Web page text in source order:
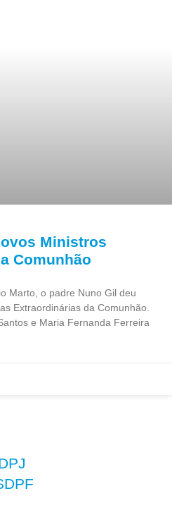
Ministros
Comunhão
Marto, o padre Nuno Gil deu
Extraordinárias da Comunhão.
e Maria Fernanda Ferreira